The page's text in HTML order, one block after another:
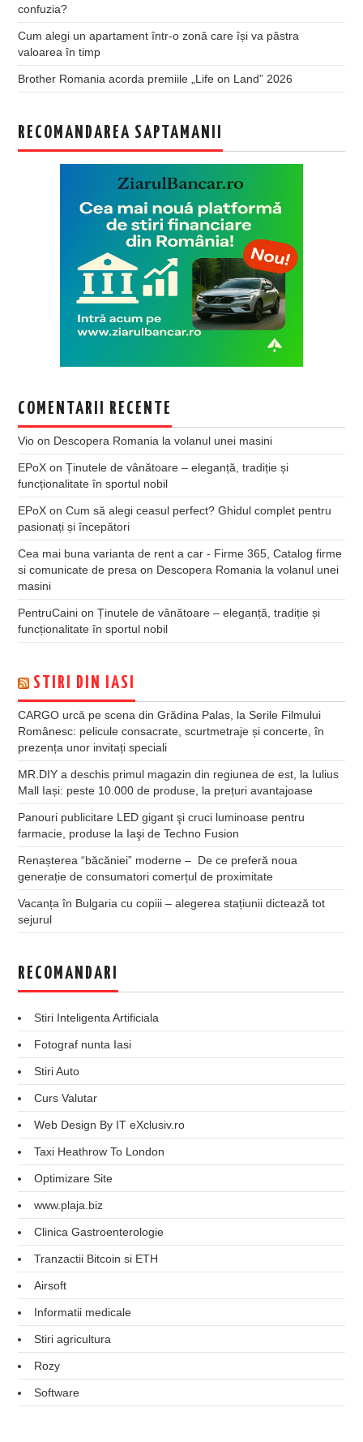
confuzia?
Cum alegi un apartament într-o zonă care își va păstra
valoarea în timp
Brother Romania acorda premiile „Life on Land” 2026
RECOMANDAREA SAPTAMANII
COMENTARII RECENTE
Vio on Descopera Romania la volanul unei masini
EPoX onȚinutele de vânătoare – eleganță, tradiție și
funcționalitate în sportul nobil
EPoX onCum să alegi ceasul perfect? Ghidul complet pentru
pasionați și începători
Cea mai buna varianta de rent a car - Firme 365, Catalog firme
si comunicate de presa on Descopera Romania la volanul unei
masini
PentruCaini onȚinutele de vânătoare – eleganță, tradiție și
funcționalitate în sportul nobil
STIRI DIN IASI
CARGO urcă pe scena din Grădina Palas, la Serile Filmului
Românesc: pelicule consacrate, scurtmetraje și concerte, în
prezența unor invitați speciali
MR.DIY a deschis primul magazin din regiunea de est, la Iulius
Mall Iași: peste 10.000 de produse, la prețuri avantajoase
Panouri publicitare LED gigant şi cruci luminoase pentru
farmacie, produse la Iaşi de Techno Fusion
Renașterea “băcăniei” moderne – De ce preferă noua
generație de consumatori comerțul de proximitate
Vacanța în Bulgaria cu copiii – alegerea stațiunii dictează tot
sejurul
RECOMANDARI
Stiri Inteligenta Artificiala
Fotograf nunta Iasi
Stiri Auto
Curs Valutar
Web Design By IT eXclusiv.ro
Taxi Heathrow To London
Optimizare Site
www.plaja.biz
Clinica Gastroenterologie
Tranzactii Bitcoin si ETH
Airsoft
Informatii medicale
Stiri agricultura
Rozy
Software